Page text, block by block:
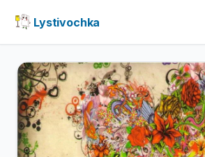
Lystivochka